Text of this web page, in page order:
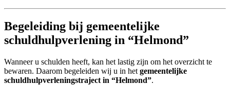
Begeleiding bij gemeentelijke
schuldhulpverlening in “Helmond”
Wanneer u schulden heeft, kan het lastig zijn om het overzicht te
bewaren. Daarom begeleiden wij u in het gemeentelijke
schuldhulpverleningstraject in “Helmond”.